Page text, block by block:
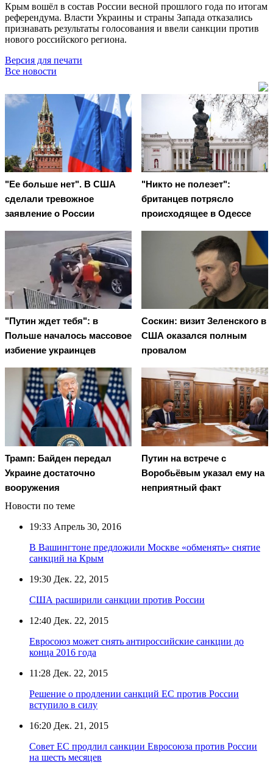
Крым вошёл в состав России весной прошлого года по итогам
референдума. Власти Украины и страны Запада отказались
признавать результаты голосования и ввели санкции против
нового российского региона.
Версия для печати
Все новости
"Ее больше нет". В США
сделали тревожное
заявление о России
"Никто не полезет":
британцев потрясло
происходящее в Одессе
"Путин ждет тебя": в
Польше началось массовое
избиение украинцев
Соскин: визит Зеленского в
США оказался полным
провалом
Трамп: Байден передал
Украине достаточно
вооружения
Путин на встрече с
Воробьёвым указал ему на
неприятный факт
Новости по теме
19:33 Апрель 30, 2016
В Вашингтоне предложили Москве «обменять» снятие
санкций на Крым
19:30 Дек. 22, 2015
США расширили санкции против России
12:40 Дек. 22, 2015
Евросоюз может снять антироссийские санкции до
конца 2016 года
11:28 Дек. 22, 2015
Решение о продлении санкций ЕС против России
вступило в силу
16:20 Дек. 21, 2015
Совет ЕС продлил санкции Евросоюза против России
на шесть месяцев